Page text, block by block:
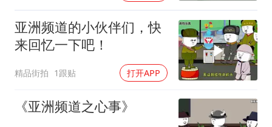
亚洲频道的小伙伴们，快
来回忆一下吧！
精品街拍 1跟贴 打开APP
《亚洲频道之心事》